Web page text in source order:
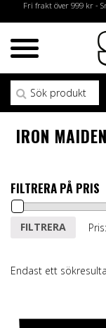
Fri frakt över 999 kr -
Sök efter:
IRON
FILTRERA PÅ PRIS
Min
MaxFILTRERA Pris:
Endast ett